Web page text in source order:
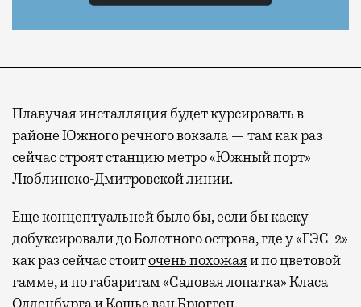
Плавучая инсталляция будет курсировать в
районе Южного речного вокзала — там как раз
сейчас строят станцию метро «Южный порт»
Люблинско-Дмитровской линии.
Еще концептуальней было бы, если бы каску
добуксировали до Болотного острова, где у «ГЭС-2»
как раз сейчас стоиточень похожаяи по цветовой
гамме, и по габаритам «Садовая лопатка» Класа